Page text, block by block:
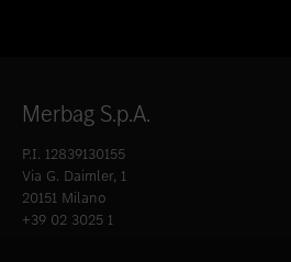
Merbag S.p.A.
P.I. 12839130155
Via G. Daimler, 1
20151 Milano
+39 02 3025 1